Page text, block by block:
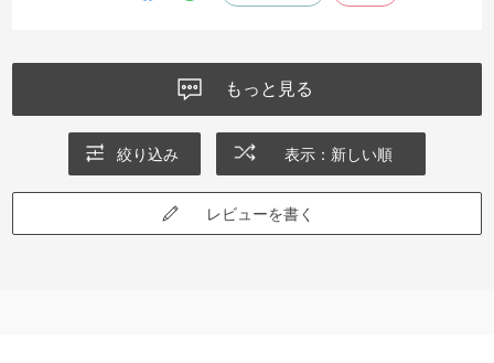
もっと見る
絞り込み 表示：新しい順
レビューを書く